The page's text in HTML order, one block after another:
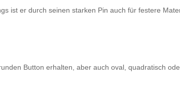
ist er durch seinen starken Pin auch für festere
Button erhalten, aber auch oval, quadratisch